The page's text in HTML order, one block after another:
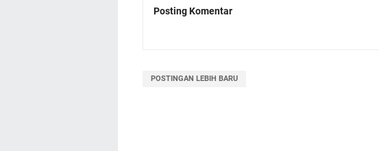
Posting Komentar
POSTINGAN LEBIH BARU